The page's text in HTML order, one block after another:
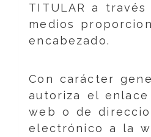
TITULAR a
medios
encabezado.
Con carácter
autoriza el enlace
web o de
electrónico a la